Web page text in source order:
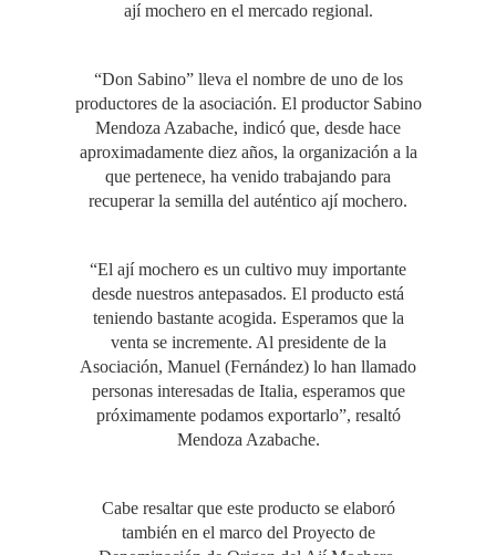
ají mochero en el mercado regional.
“Don Sabino” lleva el nombre de uno de los
productores de la asociación. El productor Sabino
Mendoza Azabache, indicó que, desde hace
aproximadamente diez años, la organización a la
que pertenece, ha venido trabajando para
recuperar la semilla del auténtico ají mochero.
“El ají mochero es un cultivo muy importante
desde nuestros antepasados. El producto está
teniendo bastante acogida. Esperamos que la
venta se incremente. Al presidente de la
Asociación, Manuel (Fernández) lo han llamado
personas interesadas de Italia, esperamos que
próximamente podamos exportarlo”, resaltó
Mendoza Azabache.
Cabe resaltar que este producto se elaboró
también en el marco del Proyecto de